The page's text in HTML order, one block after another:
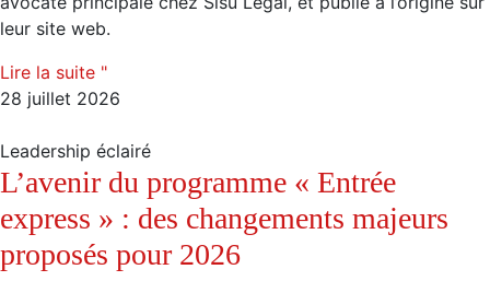
leur site web.
Lire la suite "
28 juillet 2026
Leadership éclairé
L’avenir du programme « Entrée
express » : des changements majeurs
proposés pour 2026